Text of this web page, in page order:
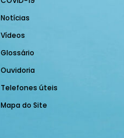
Notícias
Vídeos
Glossário
Ouvidoria
Telefones úteis
Mapa do Site